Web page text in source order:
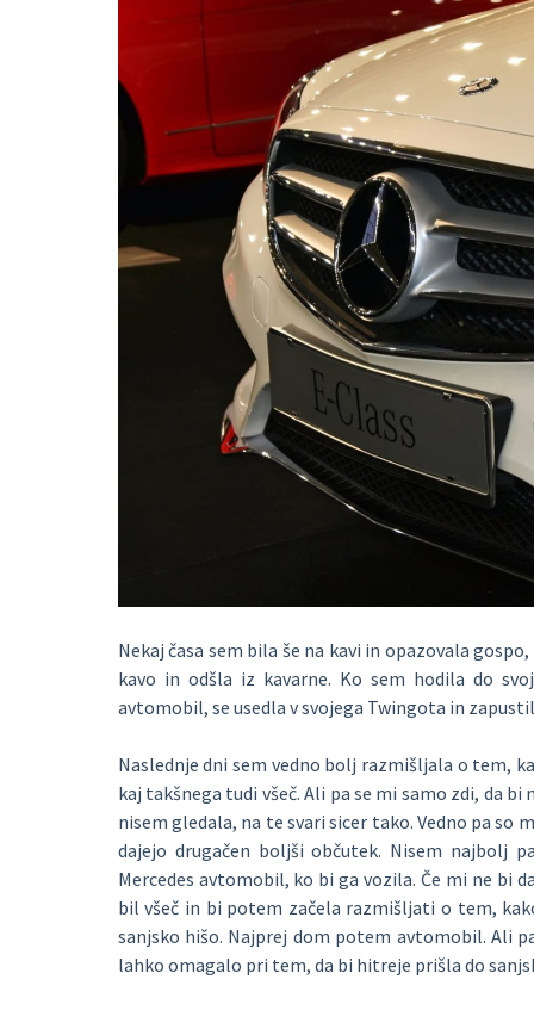
Nekaj časa sem bila še na kavi in opazovala
kavo in odšla iz kavarne. Ko sem hodila do
avtomobil, se usedla v svojega Twingota in
Naslednje dni sem vedno bolj razmišljala o tem,
kaj takšnega tudi všeč. Ali pa se mi samo zdi, da
nisem gledala, na te svari sicer tako. Vedno pa
dajejo drugačen boljši občutek. Nisem najbolj
Mercedes avtomobil, ko bi ga vozila. Če mi ne bi
bil všeč in bi potem začela razmišljati o tem,
sanjsko hišo. Najprej dom potem avtomobil. Ali
lahko omagalo pri tem, da bi hitreje prišla do